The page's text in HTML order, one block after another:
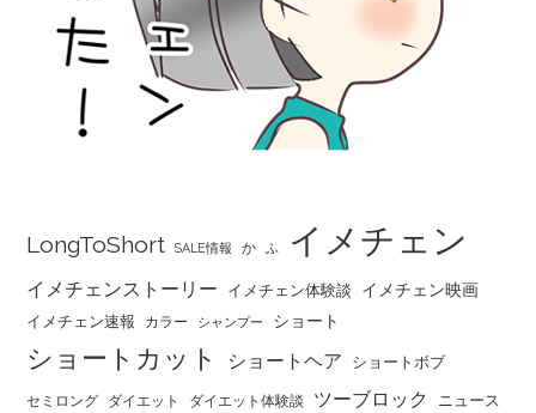
LongToShort SALE情報 か ふ イメチェン
イメチェンストーリー イメチェン体験談 イメチェン映画
イメチェン速報 カラー シャンプー ショート
ショートカット ショートヘア ショートボブ
セミロング ダイエット ダイエット体験談 ツーブロック ニュース